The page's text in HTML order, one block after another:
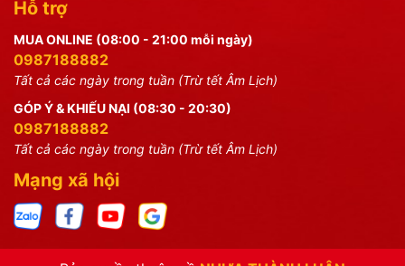
Hỗ trợ
MUA ONLINE (08:00 - 21:00 mỗi ngày)
0987188882
Tất cả các ngày trong tuần (Trừ tết Âm Lịch)
GÓP Ý & KHIẾU NẠI (08:30 - 20:30)
0987188882
Tất cả các ngày trong tuần (Trừ tết Âm Lịch)
Mạng xã hội